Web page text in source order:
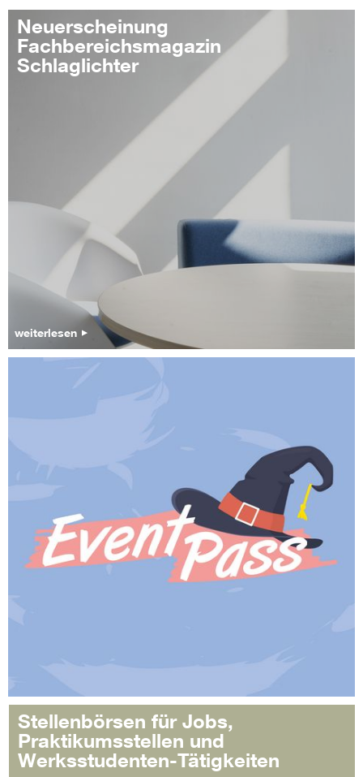
Neuerscheinung
Fachbereichsmagazin
Schlaglichter
weiterlesen
Stellenbörsen für Jobs,
Praktikumsstellen und
Werksstudenten-Tätigkeiten